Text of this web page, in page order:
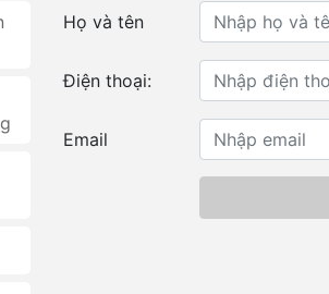
Họ và tên
Điện thoại:
Email